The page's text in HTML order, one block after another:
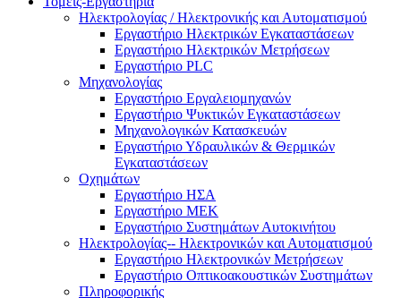
Ηλεκτρολογίας / Ηλεκτρονικής και Αυτοματισμού
Εργαστήριο Ηλεκτρικών Εγκαταστάσεων
Εργαστήριο Ηλεκτρικών Μετρήσεων
Εργαστήριο PLC
Μηχανολογίας
Εργαστήριο Εργαλειομηχανών
Εργαστήριο Ψυκτικών Εγκαταστάσεων
Μηχανολογικών Κατασκευών
Εργαστήριο Υδραυλικών & Θερμικών
Εγκαταστάσεων
Οχημάτων
Εργαστήριο ΗΣΑ
Εργαστήριο ΜΕΚ
Εργαστήριο Συστημάτων Αυτοκινήτου
Ηλεκτρολογίας-- Ηλεκτρονικών και Αυτοματισμού
Εργαστήριο Ηλεκτρονικών Μετρήσεων
Εργαστήριο Οπτικοακουστικών Συστημάτων
Πληροφορικής